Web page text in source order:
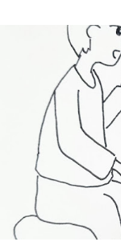
모든 절차를 대신 처리
산, 부동산, 세금, 연금
합니다. - 상속포기 또
군구청 - 예금 인출, 보
있는 건 '신청까지', 처
것] 구분 조회 가능 조
세금 국세, 지방세 - 자
상 채무, 구독 [함께보